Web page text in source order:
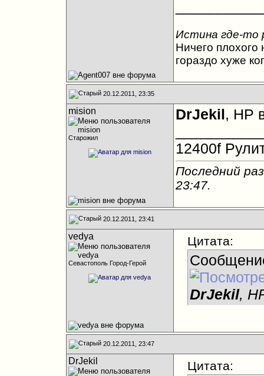
Истина где-то
Ничего плохого
гораздо хуже
20.12.2011, 23:35
mision
Старожил
DrJekil, HP
12400f
Последний
23:47.
20.12.2011, 23:41
vedya
Севастополь Город-Герой
Цитата:
DrJekil,
20.12.2011, 23:47
DrJekil Цитата: